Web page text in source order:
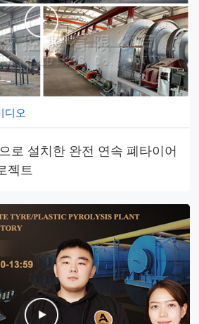
디오
로 설치한 완전 연속 폐타이어
젝트